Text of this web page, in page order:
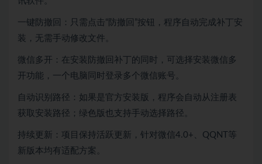
一键防撤回：只需点击“防撤回”按钮，程序自动完成补丁安
装，无需手动修改文件。
微信多开：在安装防撤回补丁的同时，可选择安装微信多
开功能，一个电脑同时登录多个微信账号。
自动识别路径：如果是官方安装版，程序会自动从注册表
获取安装路径；绿色版也支持手动选择路径。
持续更新：项目保持活跃更新，针对微信4.0+、QQNT等
新版本均有适配方案。